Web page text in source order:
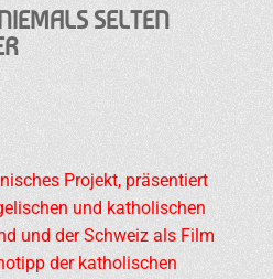
SELTEN
Projekt, präsentiert
und katholischen
und der Schweiz als Film
der katholischen